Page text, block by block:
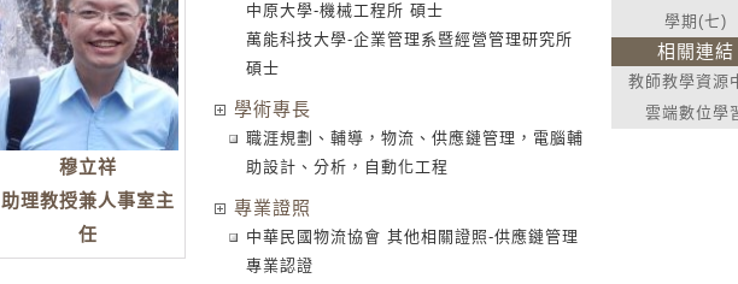
穆立祥
助理教授兼人事室主
任
中原大學-機械工程所 碩士
萬能科技大學-企業管理系暨經營管理研究所
碩士
學術專長
職涯規劃、輔導，物流、供應鏈管理，電腦輔
助設計、分析，自動化工程
專業證照
中華民國物流協會 其他相關證照-供應鏈管理
專業認證
學期(七)
相關連結
教師教學資源
雲端數位學